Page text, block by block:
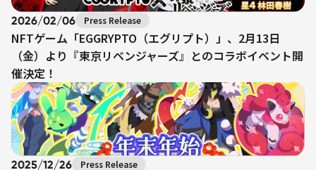
2026/02/06 Press Release
NFTゲーム「EGGRYPTO（エグリプト）」、2月13日
（金）より『東京リベンジャーズ』とのコラボイベント開
催決定！
2025/12/26 Press Release